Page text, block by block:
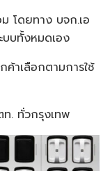
โดยทาง บจก.เอ
บบทั้งหมดเอง
เลือกตามการใช้
ทั่วกรุงเทพ